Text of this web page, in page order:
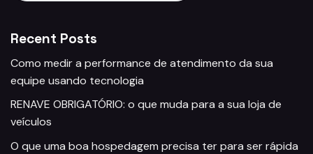
Recent Posts
Como medir a performance de atendimento da sua
equipe usando tecnologia
RENAVE OBRIGATÓRIO: o que muda para a sua loja de
veículos
O que uma boa hospedagem precisa ter para ser rápida